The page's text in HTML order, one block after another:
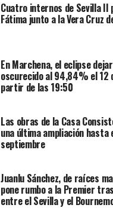
Cuatro internos de Sevilla II
Fátima junto a la Vera Cruz
En Marchena, el eclipse
oscurecido al 94,84% el 12
partir de las 19:50
Las obras de la Casa
una última ampliación hasta
septiembre
Juanlu Sánchez, de raíces
pone rumbo a la Premier
entre el Sevilla y el